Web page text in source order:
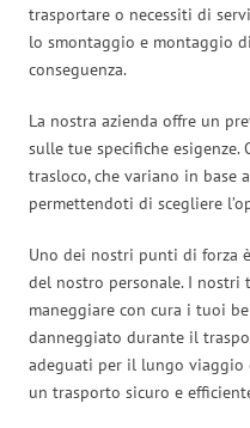
trasportare o necessiti di
lo smontaggio e montaggio
conseguenza.
La nostra azienda offre un
sulle tue specifiche
trasloco, che variano in base
permettendoti di scegliere
Uno dei nostri punti di forza
del nostro personale. I nostri
maneggiare con cura i tuoi
danneggiato durante il
adeguati per il lungo viaggio
un trasporto sicuro e